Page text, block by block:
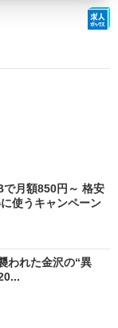
で月額850円～ 格安
使うキャンペーン
れた金沢の“異